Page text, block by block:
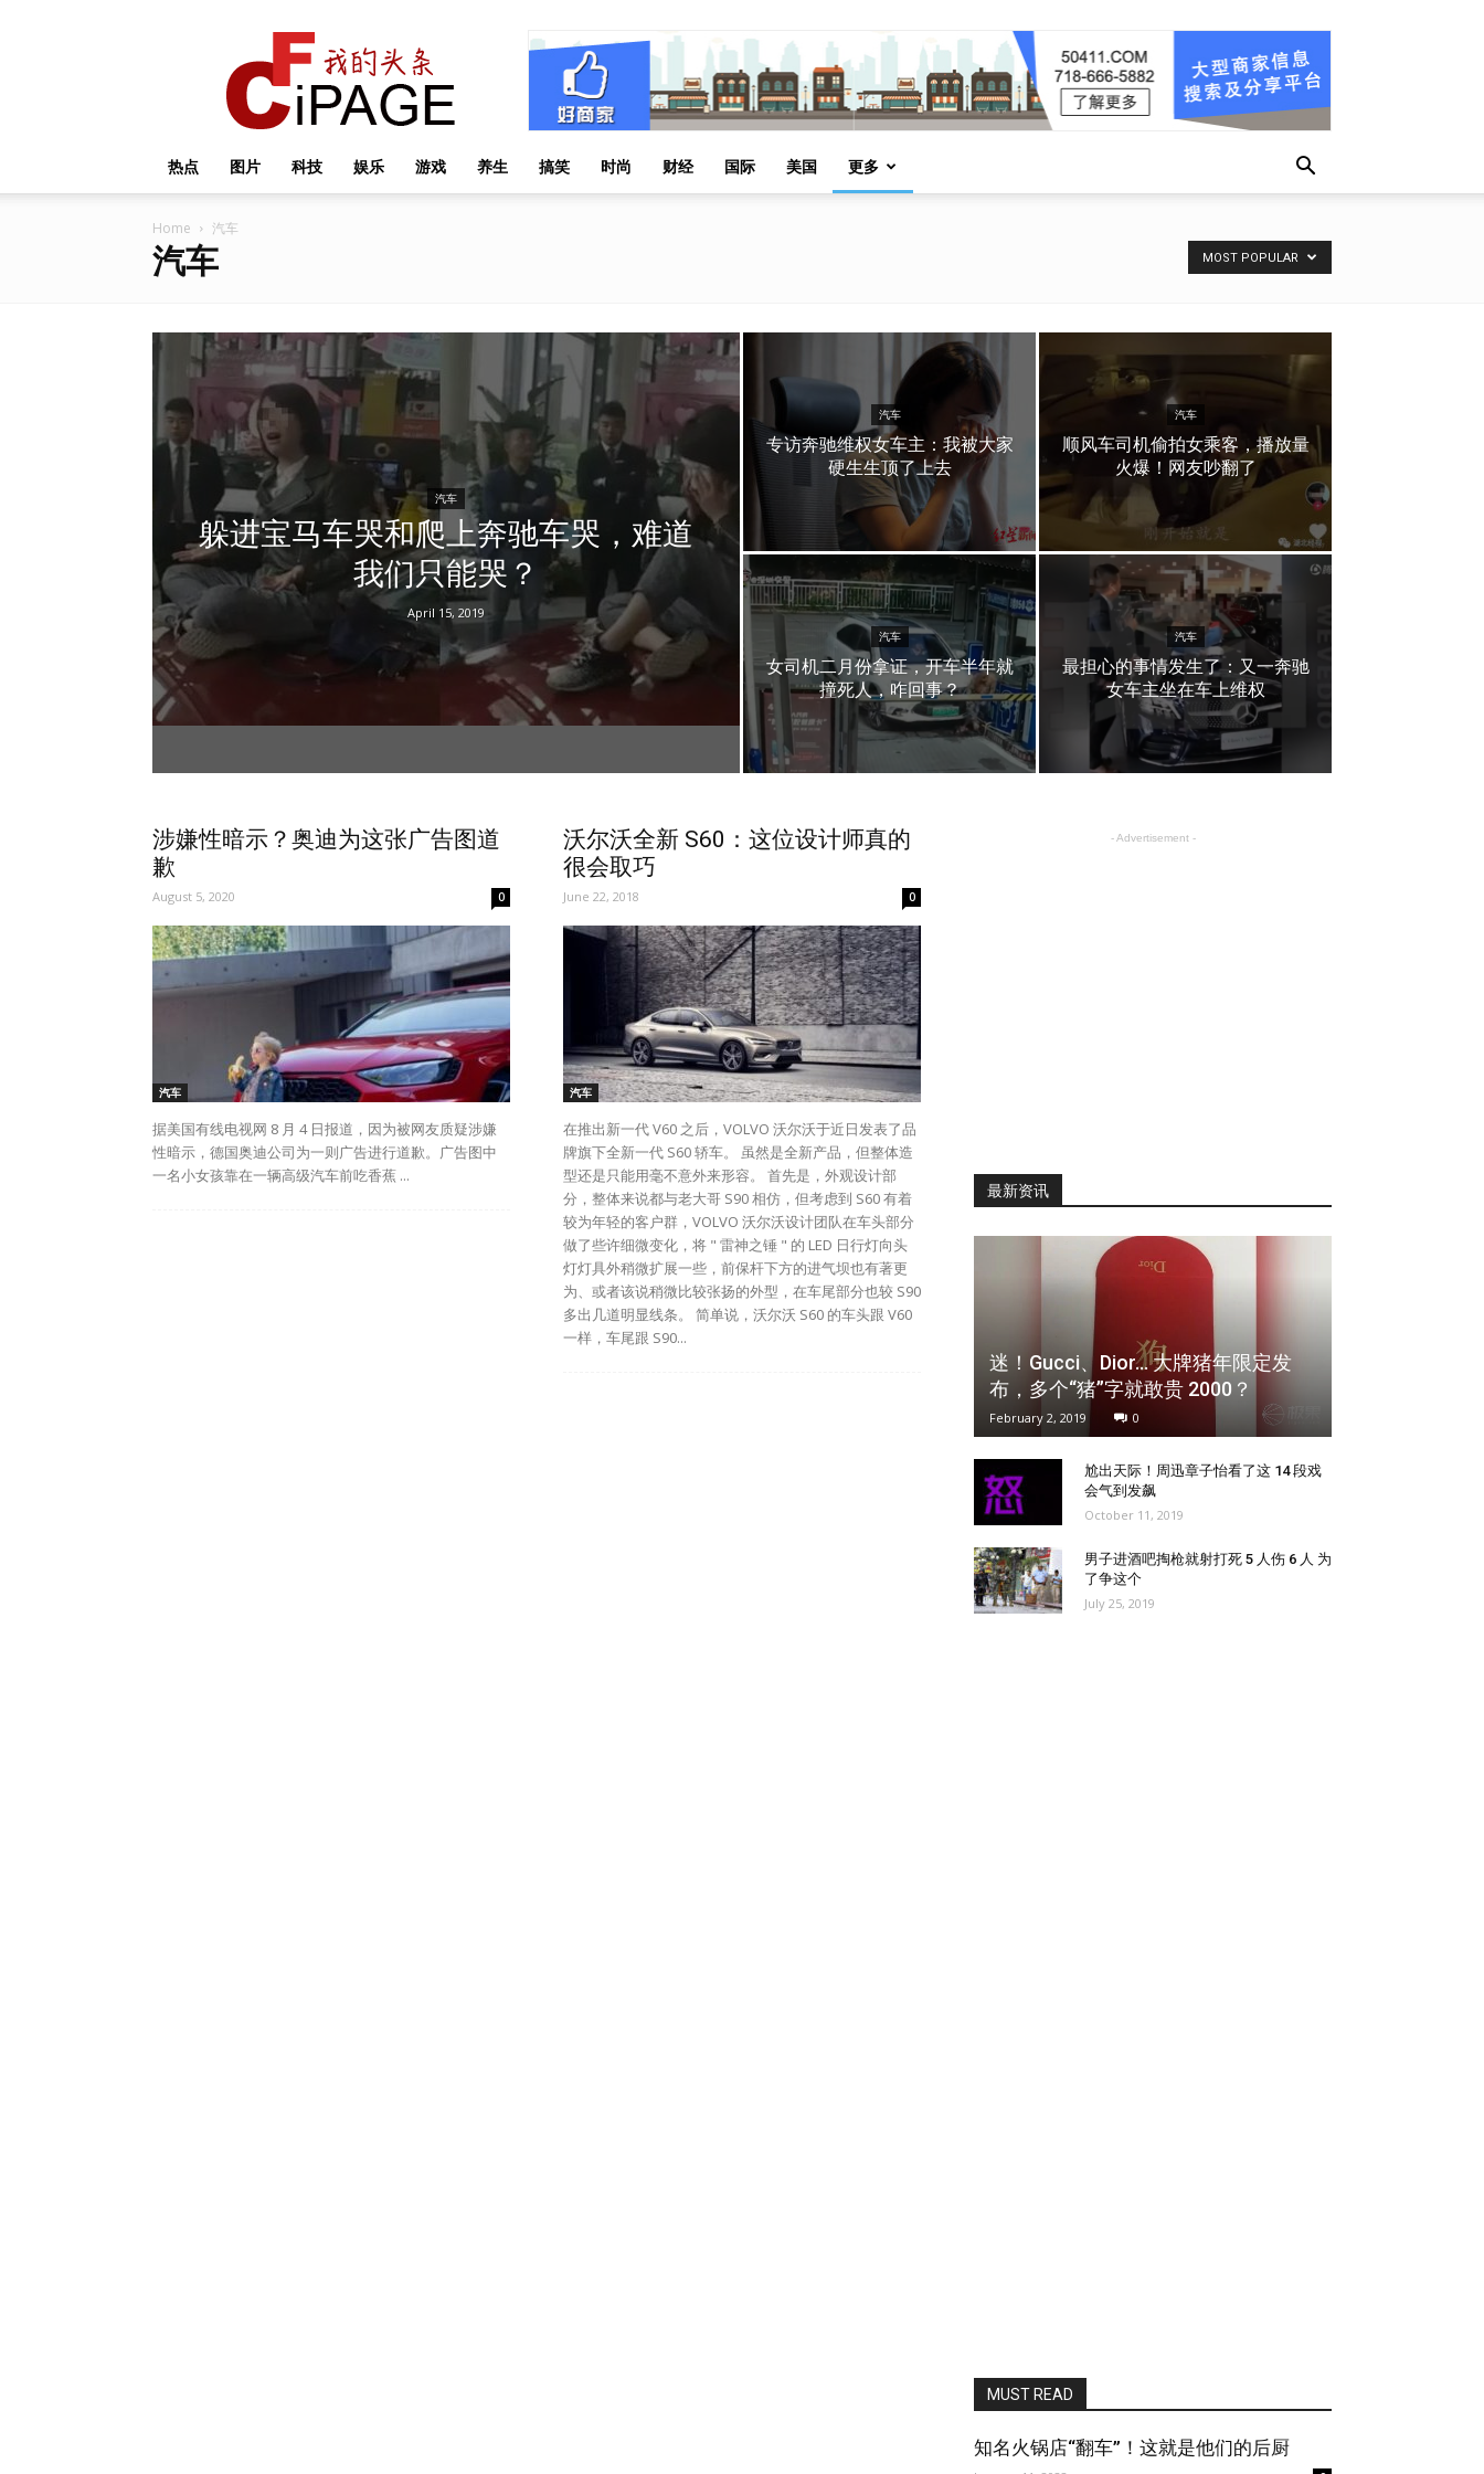
热点 图片 科技 娱乐 游戏 养生 搞笑 时尚 财经 国际 美国 更多
Home 汽车
汽车 MOST POPULAR
汽车
躲进宝马车哭和爬上奔驰车哭，难道
我们只能哭？
April 15, 2019
汽车
专访奔驰维权女车主：我被大家
硬生生顶了上去
汽车
顺风车司机偷拍女乘客，播放量
火爆！网友吵翻了
汽车
女司机二月份拿证，开车半年就
撞死人，咋回事？
汽车
最担心的事情发生了：又一奔驰
女车主坐在车上维权
涉嫌性暗示？奥迪为这张广告图道
歉
August 5, 2020 0
汽车
据美国有线电视网 8 月 4 日报道，因为被网友质疑涉嫌
性暗示，德国奥迪公司为一则广告进行道歉。广告图中
一名小女孩靠在一辆高级汽车前吃香蕉 ...
沃尔沃全新 S60：这位设计师真的
很会取巧
June 22, 2018 0
汽车
在推出新一代 V60 之后，VOLVO 沃尔沃于近日发表了品
牌旗下全新一代 S60 轿车。 虽然是全新产品，但整体造
型还是只能用毫不意外来形容。 首先是，外观设计部
分，整体来说都与老大哥 S90 相仿，但考虑到 S60 有着
较为年轻的客户群，VOLVO 沃尔沃设计团队在车头部分
做了些许细微变化，将 " 雷神之锤 " 的 LED 日行灯向头
灯灯具外稍微扩展一些，前保杆下方的进气坝也有著更
为、或者该说稍微比较张扬的外型，在车尾部分也较 S90
多出几道明显线条。 简单说，沃尔沃 S60 的车头跟 V60
一样，车尾跟 S90...
- Advertisement -
最新资讯
迷！Gucci、Dior… 大牌猪年限定发
布，多个“猪”字就敢贵 2000？
February 2, 2019 0
尬出天际！周迅章子怡看了这 14 段戏
会气到发飙
October 11, 2019
男子进酒吧掏枪就射打死 5 人伤 6 人 为
了争这个
July 25, 2019
MUST READ
知名火锅店“翻车”！这就是他们的后厨